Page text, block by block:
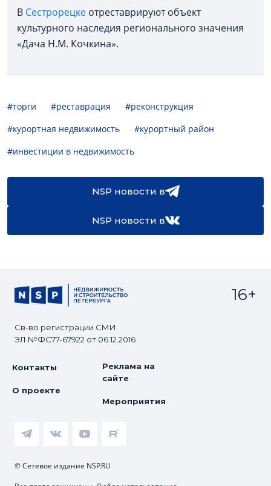
В Сестрорецке отреставрируют объект
культурного наследия регионального значения
«Дача Н.М. Кочкина».
#торги #реставрация
#реконструкция
#курортная недвижимость
#курортный район
#инвестиции в недвижимость
NSP новости в
NSP новости в
Св-во регистрации СМИ:
ЭЛ №ФС77-67922 от 06.12.2016
16+
Контакты
О проекте
Реклама на
сайте
Мероприятия
© Сетевое издание NSP.RU